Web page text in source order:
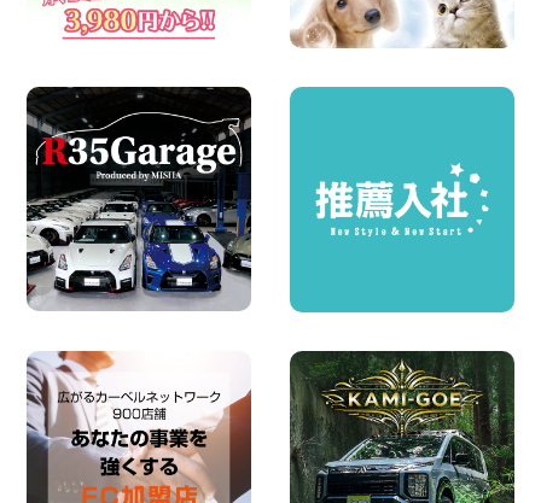
圧倒的な存在感!【トヨタ・メガクルーザ
ー】を体感できるチャンスです! 千葉県
100円レンタカー 千葉北
★五所川原の夏を100円レンタカーで満
喫しよう!★ 青森県 五所川原店
100円レンタカー 五所川原
2026年08月01日
新車レンタカー導入決定!ハイゼットカー
ゴ4WDが仲間入りします! 広島県 広島北
店